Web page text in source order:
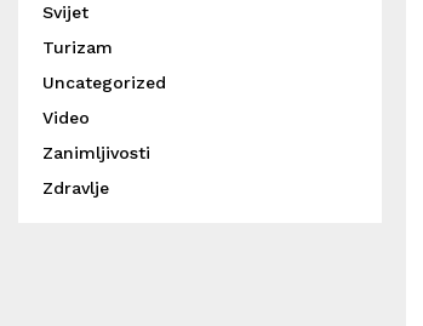
Svijet
Turizam
Uncategorized
Video
Zanimljivosti
Zdravlje